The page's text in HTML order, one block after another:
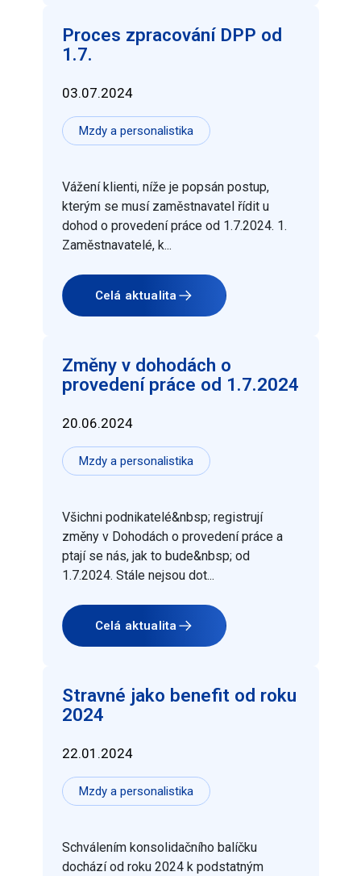
Proces zpracování DPP od
1.7.
03.07.2024
Mzdy a personalistika
Vážení klienti, níže je popsán postup,
kterým se musí zaměstnavatel řídit u
dohod o provedení práce od 1.7.2024. 1.
Zaměstnavatelé, k...
Celá aktualita
Změny v dohodách o
provedení práce od 1.7.2024
20.06.2024
Mzdy a personalistika
Všichni podnikatelé&nbsp; registrují
změny v Dohodách o provedení práce a
ptají se nás, jak to bude&nbsp; od
1.7.2024. Stále nejsou dot...
Celá aktualita
Stravné jako benefit od roku
2024
22.01.2024
Mzdy a personalistika
Schválením konsolidačního balíčku
dochází od roku 2024 k podstatným